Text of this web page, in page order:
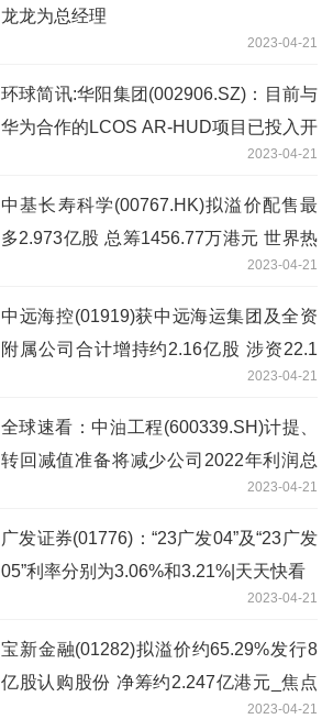
龙龙为总经理
2023-04-21
环球简讯:华阳集团(002906.SZ)：目前与
华为合作的LCOS AR-HUD项目已投入开
2023-04-21
中基长寿科学(00767.HK)拟溢价配售最
多2.973亿股 总筹1456.77万港元 世界热
2023-04-21
中远海控(01919)获中远海运集团及全资
附属公司合计增持约2.16亿股 涉资22.1
2023-04-21
全球速看：中油工程(600339.SH)计提、
转回减值准备将减少公司2022年利润总
2023-04-21
广发证券(01776)：“23广发04”及“23广发
05”利率分别为3.06%和3.21%|天天快看
2023-04-21
宝新金融(01282)拟溢价约65.29%发行8
亿股认购股份 净筹约2.247亿港元_焦点
2023-04-21